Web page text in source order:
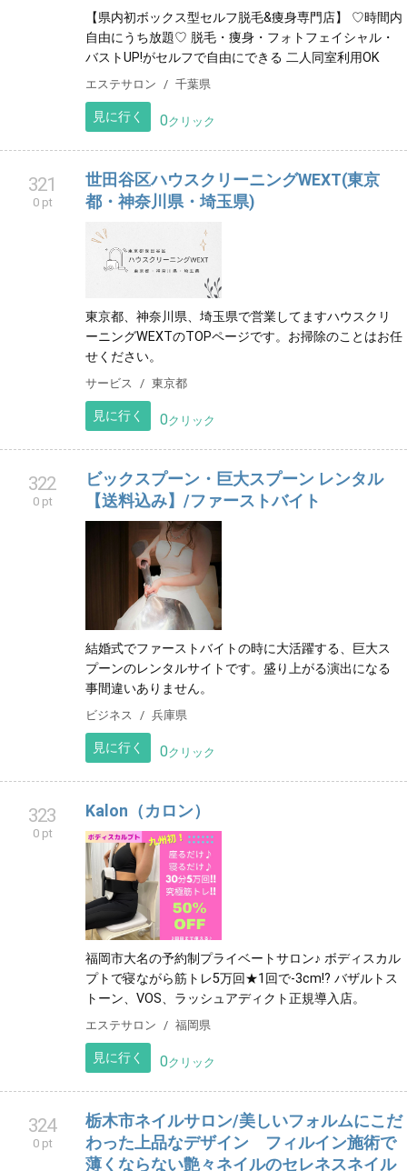
【県内初ボックス型セルフ脱毛&痩身専門店】 ♡時間内
自由にうち放題♡ 脱毛・痩身・フォトフェイシャル・
バストUP!がセルフで自由にできる 二人同室利用OK
エステサロン 千葉県
見に行く 0クリック
321
0 pt
世田谷区ハウスクリーニングWEXT(東京
都・神奈川県・埼玉県)
東京都、神奈川県、埼玉県で営業してますハウスクリ
ーニングWEXTのTOPページです。お掃除のことはお任
せください。
サービス 東京都
見に行く 0クリック
322
0 pt
ビックスプーン・巨大スプーン レンタル
【送料込み】/ファーストバイト
結婚式でファーストバイトの時に大活躍する、巨大ス
プーンのレンタルサイトです。盛り上がる演出になる
事間違いありません。
ビジネス 兵庫県
見に行く 0クリック
323
0 pt
Kalon（カロン）
福岡市大名の予約制プライベートサロン♪ ボディスカル
プトで寝ながら筋トレ5万回★1回で-3cm!? バザルトス
トーン、VOS、ラッシュアディクト正規導入店。
エステサロン 福岡県
見に行く 0クリック
324
0 pt
栃木市ネイルサロン/美しいフォルムにこだ
わった上品なデザイン フィルイン施術で
薄くならない艶々ネイルのセレネスネイル